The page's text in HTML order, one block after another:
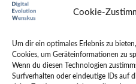
Cookie-
Um dir ein optimales Erlebnis zu
Cookies, um Geräteinformationen zu
Wenn du diesen Technologien
Surfverhalten oder eindeutige IDs auf
Ein Klick auf die unten stehende
Infografik.
Aktuelle Bildgrößen und
Überblick. (Grafik: